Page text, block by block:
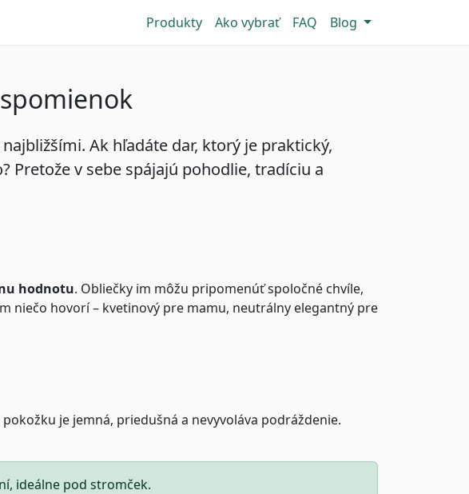
Produkty Ako vybrať FAQ Blog
Ak hľadáte dar, ktorý je praktický,
Pretože v sebe spájajú pohodlie, tradíciu a
hodnotu. Obliečky im môžu pripomenúť spoločné chvíle,
niečo hovorí – kvetinový pre mamu, neutrálny elegantný pre
je jemná, priedušná a nevyvoláva podráždenie.
ideálne pod stromček.